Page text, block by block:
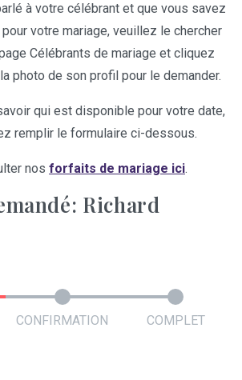
à votre célébrant et que vous savez
votre mariage, veuillez le chercher
Célébrants de mariage et cliquez
photo de son profil pour le demander.
qui est disponible pour votre date,
remplir le formulaire ci-dessous.
nos forfaits de mariage ici.
Richard
CONFIRMATION COMPLET